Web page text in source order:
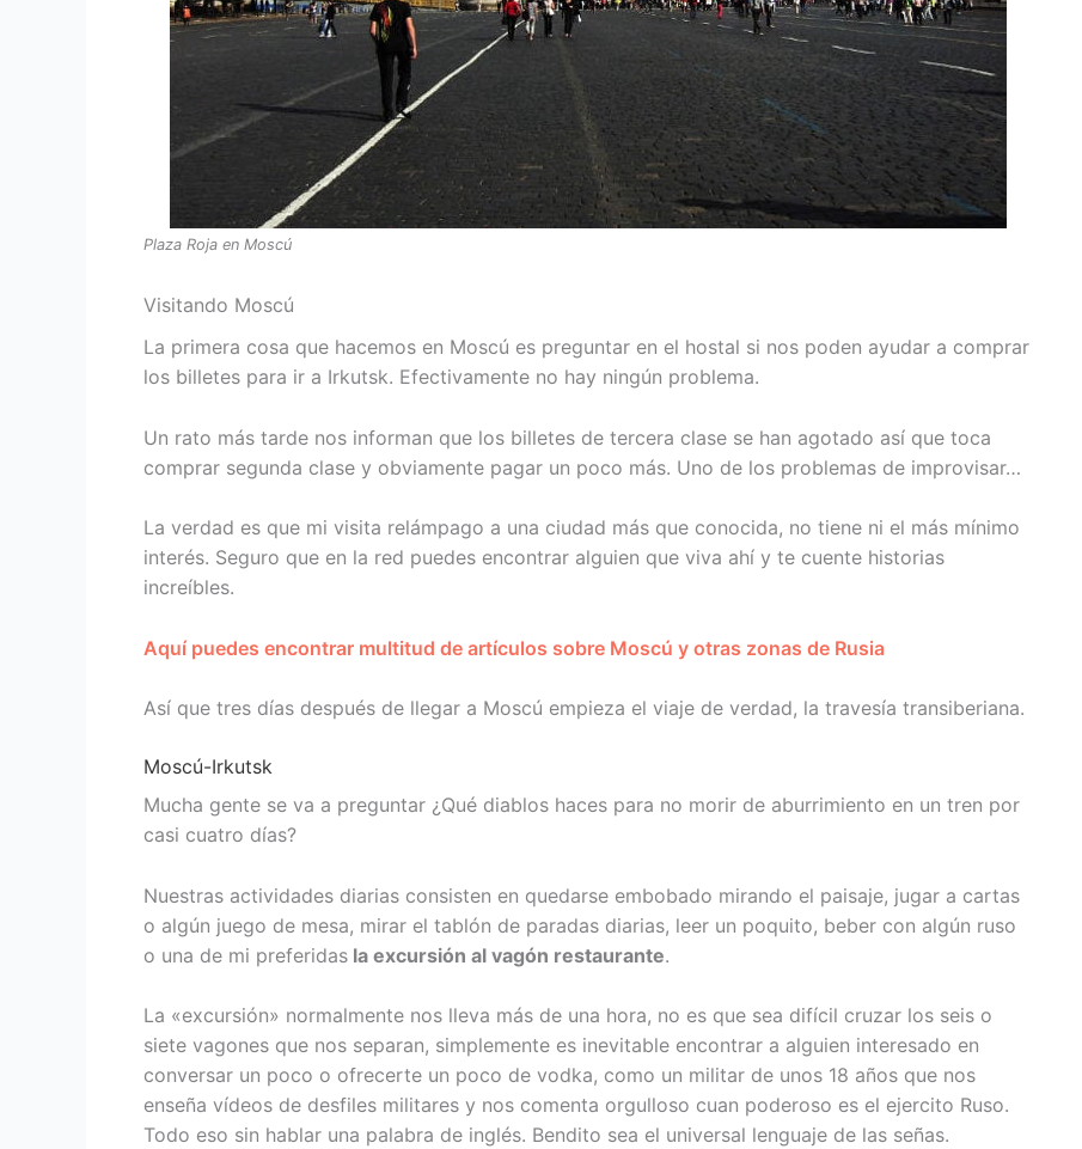
Plaza Roja en Moscú
Visitando Moscú
La primera cosa que hacemos en Moscú es preguntar en el hostal si nos poden ayudar a comprar
los billetes para ir a Irkutsk. Efectivamente no hay ningún problema.
Un rato más tarde nos informan que los billetes de tercera clase se han agotado así que toca
comprar segunda clase y obviamente pagar un poco más. Uno de los problemas de improvisar…
La verdad es que mi visita relámpago a una ciudad más que conocida, no tiene ni el más mínimo
interés. Seguro que en la red puedes encontrar alguien que viva ahí y te cuente historias
increíbles.
Aquí puedes encontrar multitud de artículos sobre Moscú y otras zonas de Rusia
Así que tres días después de llegar a Moscú empieza el viaje de verdad, la travesía transiberiana.
Moscú-Irkutsk
Mucha gente se va a preguntar ¿Qué diablos haces para no morir de aburrimiento en un tren por
casi cuatro días?
Nuestras actividades diarias consisten en quedarse embobado mirando el paisaje, jugar a cartas
o algún juego de mesa, mirar el tablón de paradas diarias, leer un poquito, beber con algún ruso
o una de mi preferidas la excursión al vagón restaurante.
La «excursión» normalmente nos lleva más de una hora, no es que sea difícil cruzar los seis o
siete vagones que nos separan, simplemente es inevitable encontrar a alguien interesado en
conversar un poco o ofrecerte un poco de vodka, como un militar de unos 18 años que nos
enseña vídeos de desfiles militares y nos comenta orgulloso cuan poderoso es el ejercito Ruso.
Todo eso sin hablar una palabra de inglés. Bendito sea el universal lenguaje de las señas.